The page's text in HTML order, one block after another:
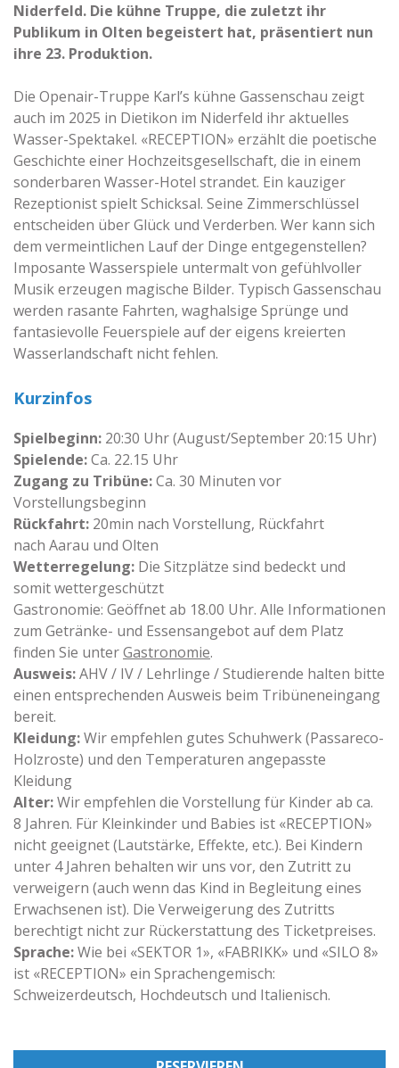
Niderfeld. Die kühne Truppe, die zuletzt ihr
Publikum in Olten begeistert hat, präsentiert nun
ihre 23. Produktion.
Die Openair-Truppe Karl’s kühne Gassenschau zeigt
auch im 2025 in Dietikon im Niderfeld ihr aktuelles
Wasser-Spektakel. «RECEPTION» erzählt die poetische
Geschichte einer Hochzeitsgesellschaft, die in einem
sonderbaren Wasser-Hotel strandet. Ein kauziger
Rezeptionist spielt Schicksal. Seine Zimmerschlüssel
entscheiden über Glück und Verderben. Wer kann sich
dem vermeintlichen Lauf der Dinge entgegenstellen?
Imposante Wasserspiele untermalt von gefühlvoller
Musik erzeugen magische Bilder. Typisch Gassenschau
werden rasante Fahrten, waghalsige Sprünge und
fantasievolle Feuerspiele auf der eigens kreierten
Wasserlandschaft nicht fehlen.
Kurzinfos
Spielbeginn: 20:30 Uhr (August/September 20:15 Uhr)
Spielende:Ca. 22.15 Uhr
Zugang zu Tribüne:Ca. 30 Minuten vor
Vorstellungsbeginn
Rückfahrt: 20min nach Vorstellung, Rückfahrt
nach Aarau und Olten
Wetterregelung: Die Sitzplätze sind bedeckt und
somit wettergeschützt
Gastronomie: Geöffnet ab 18.00 Uhr. Alle Informationen
zum Getränke- und Essensangebot auf dem Platz
finden Sie unterGastronomie.
Ausweis:AHV / IV / Lehrlinge / Studierende halten bitte
einen entsprechenden Ausweis beim Tribüneneingang
bereit.
Kleidung:Wir empfehlen gutes Schuhwerk (Passareco-
Holzroste) und den Temperaturen angepasste
Kleidung
Alter:Wir empfehlen die Vorstellung für Kinder ab ca.
8 Jahren. Für Kleinkinder und Babies ist «RECEPTION»
nicht geeignet (Lautstärke, Effekte, etc.). Bei Kindern
unter 4 Jahren behalten wir uns vor, den Zutritt zu
verweigern (auch wenn das Kind in Begleitung eines
Erwachsenen ist). Die Verweigerung des Zutritts
berechtigt nicht zur Rückerstattung des Ticketpreises.
Sprache:Wie bei «SEKTOR 1», «FABRIKK» und «SILO 8»
ist «RECEPTION» ein Sprachengemisch:
Schweizerdeutsch, Hochdeutsch und Italienisch.